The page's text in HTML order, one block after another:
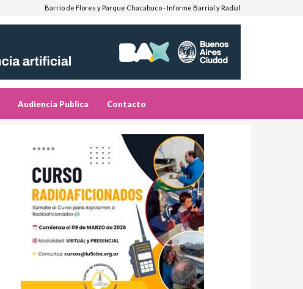
Barrio de Flores y Parque Chacabuco - Informe Barrial y Radial
Audiencia Publica Contacto